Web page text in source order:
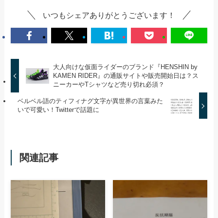
いつもシェアありがとうございます！
大人向けな仮面ライダーのブランド『HENSHIN by
KAMEN RIDER』の通販サイトや販売開始日は？ス
ニーカーやTシャツなど売り切れ必須？
ベルベル語のティフィナグ文字が異世界の言葉みた
いで可愛い！Twitterで話題に
関連記事